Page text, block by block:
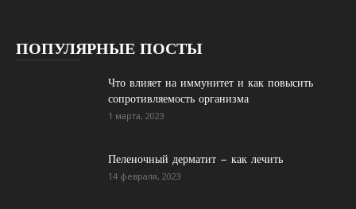
ПОПУЛЯРНЫЕ ПОСТЫ
Что влияет на иммунитет и как повысить
сопротивляемость организма
1 марта, 2023
Пеленочный дерматит – как лечить
14 февраля, 2023